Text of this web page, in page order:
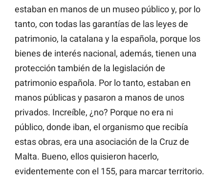
estaban en manos de un museo público y, por lo
tanto, con todas las garantías de las leyes de
patrimonio, la catalana y la española, porque los
bienes de interés nacional, además, tienen una
protección también de la legislación de
patrimonio española. Por lo tanto, estaban en
manos públicas y pasaron a manos de unos
privados. Increíble, ¿no? Porque no era ni
público, donde iban, el organismo que recibía
estas obras, era una asociación de la Cruz de
Malta. Bueno, ellos quisieron hacerlo,
evidentemente con el 155, para marcar territorio.